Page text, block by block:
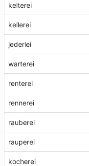
kelterei
kellerei
jederlei
warterei
renterei
rennerei
rauberei
rauperei
kocherei